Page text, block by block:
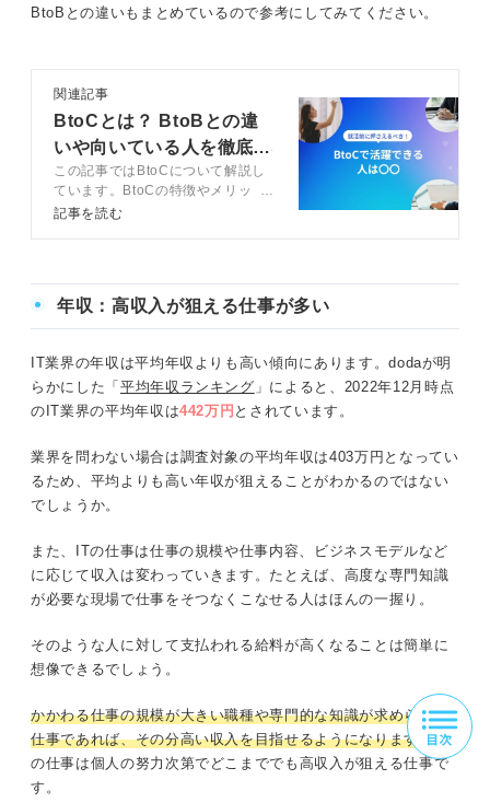
BtoBとの違いもまとめているので参考にしてみてください。
関連記事
BtoCとは？ BtoBとの違
いや向いている人を徹底解
説
この記事ではBtoCについて解説し
ています。BtoCの特徴やメリッ
ト・デメリット、BtoCがおすすめ
い。
記事を読む
年収：高収入が狙える仕事が多い
IT業界の年収は平均年収よりも高い傾向にあります。dodaが明
らかにした「平均年収ランキング 」によると、2022年12月時点
のIT業界の平均年収は442万円 とされています。
業界を問わない場合は調査対象の平均年収は403万円となってい
るため、平均よりも高い年収が狙えることがわかるのではない
でしょうか。
また、ITの仕事は仕事の規模や仕事内容、ビジネスモデルなど
に応じて収入は変わっていきます。たとえば、高度な専門知識
が必要な現場で仕事をそつなくこなせる人はほんの一握り。
そのような人に対して支払われる給料が高くなることは簡単に
想像できるでしょう。
かかわる仕事の規模が大きい職種や専門的な知識が求められる
仕事であれば、その分高い収入を目指せるようになります
。IT
の仕事は個人の努力次第でどこまででも高収入が狙える仕事で
す。